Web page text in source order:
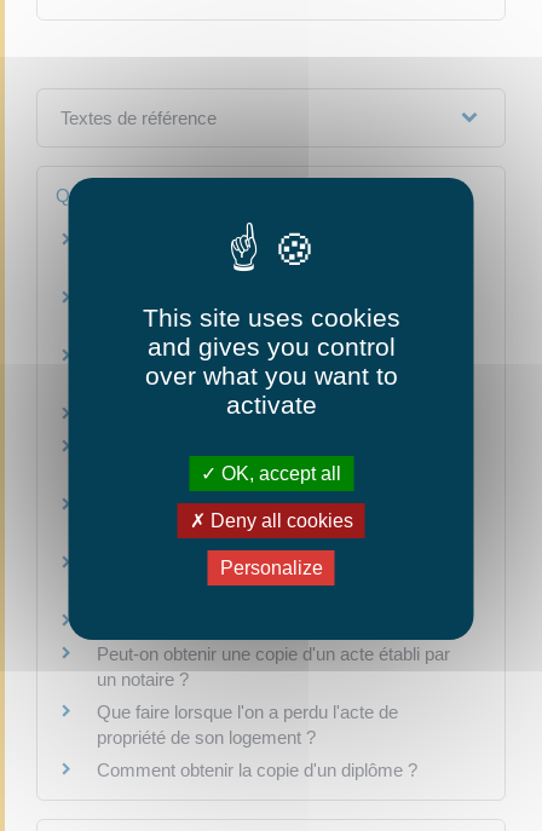
Textes de référence
Questions ? Réponses !
Comment conserver ses papiers : support
papier ou électronique ?
même temps ?
Y a-t-il une durée de validité d'un acte d'état
Comment obtenir la copie d'un jugement ?
sa carte de séjour ?
Doit-on remplacer son permis de conduire
rose cartonné par un nouveau modèle ?
Quelle est la durée de validité d'un permis de
Peut-on obtenir une copie d'un acte établi par
un notaire ?
Que faire lorsque l'on a perdu l'acte de
propriété de son logement ?
Comment obtenir la copie d'un diplôme ?
This site uses cookies
and gives you control
over what you want to
activate
OK, accept all
Deny all cookies
Personalize